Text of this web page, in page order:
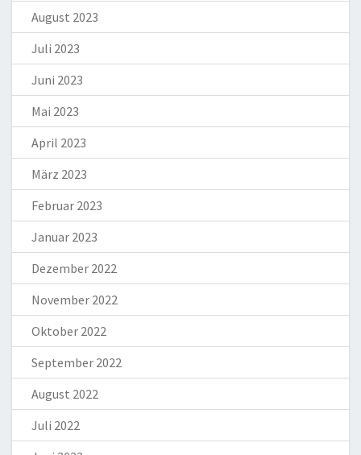
August 2023
Juli 2023
Juni 2023
Mai 2023
April 2023
März 2023
Februar 2023
Januar 2023
Dezember 2022
November 2022
Oktober 2022
September 2022
August 2022
Juli 2022